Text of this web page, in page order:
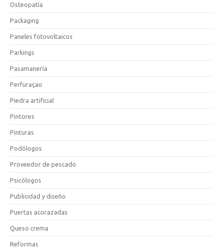
Osteopatía
Packaging
Paneles fotovoltaicos
Parkings
Pasamanería
Perfuraçao
Piedra artificial
Pintores
Pinturas
Podólogos
Proveedor de pescado
Psicólogos
Publicidad y diseño
Puertas acorazadas
Queso crema
Reformas